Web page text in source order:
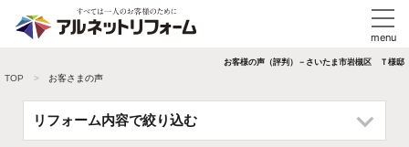
お客様の声（評判）－さいたま市岩槻区 Ｔ様邸
TOP お客さまの声
リフォーム内容で絞り込む